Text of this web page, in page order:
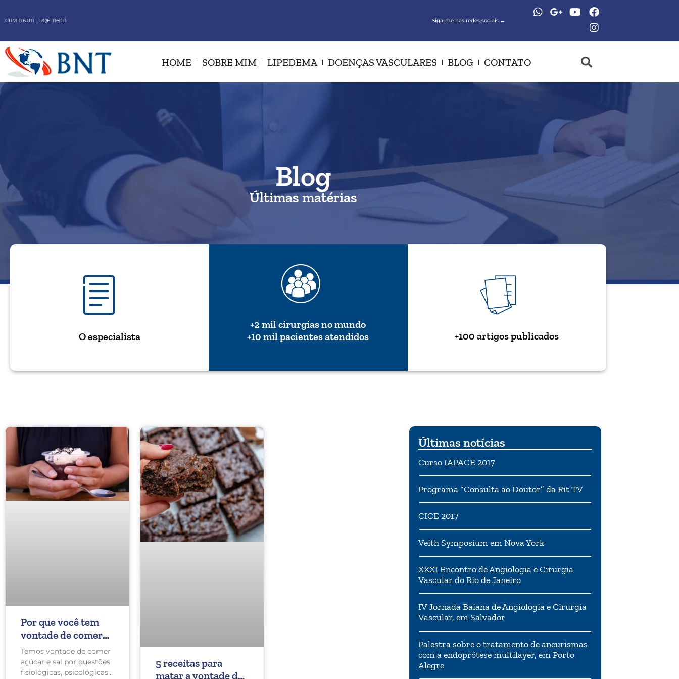
CRM 116.011 - RQE 116011 Siga-me nas redes sociais →
HOME SOBRE MIM LIPEDEMA DOENÇAS VASCULARES BLOG CONTATO
Blog
Últimas matérias
O especialista
+2 mil cirurgias no mundo
+10 mil pacientes atendidos
+100 artigos publicados
Por que você tem
vontade de comer
doces ou salgados?
Temos vontade de comer
açúcar e sal por questões
fisiológicas, psicológicas
5 receitas para
matar a vontade de
Últimas notícias
Curso IAPACE 2017
Programa “Consulta ao Doutor” da Rit TV
CICE 2017
Veith Symposium em Nova York
XXXI Encontro de Angiologia e Cirurgia
Vascular do Rio de Janeiro
IV Jornada Baiana de Angiologia e Cirurgia
Vascular, em Salvador
Palestra sobre o tratamento de aneurismas
com a endoprótese multilayer, em Porto
Alegre